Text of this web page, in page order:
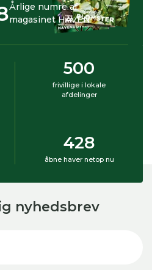
Årlige numre af
magasinet HAVEN
500
frivillige i lokale
afdelinger
428
åbne haver netop nu
nyhedsbrev